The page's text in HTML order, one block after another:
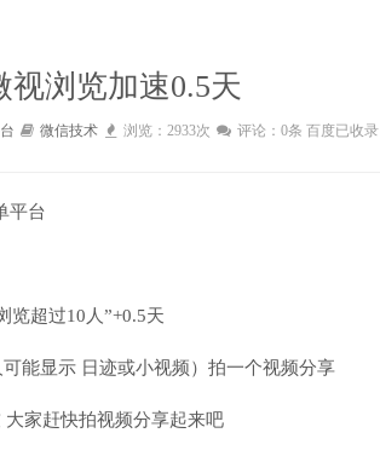
视浏览加速0.5天
微信技术 浏览：2933次 评论：0条 百度已收录
平台
览超过10人”+0.5天
能显示 日迹或小视频）拍一个视频分享
家赶快拍视频分享起来吧